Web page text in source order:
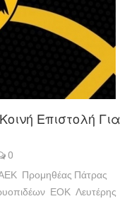
Επιστολή Για
0
Προμηθέας Πάτρας
ΕΟΚ Λευτέρης